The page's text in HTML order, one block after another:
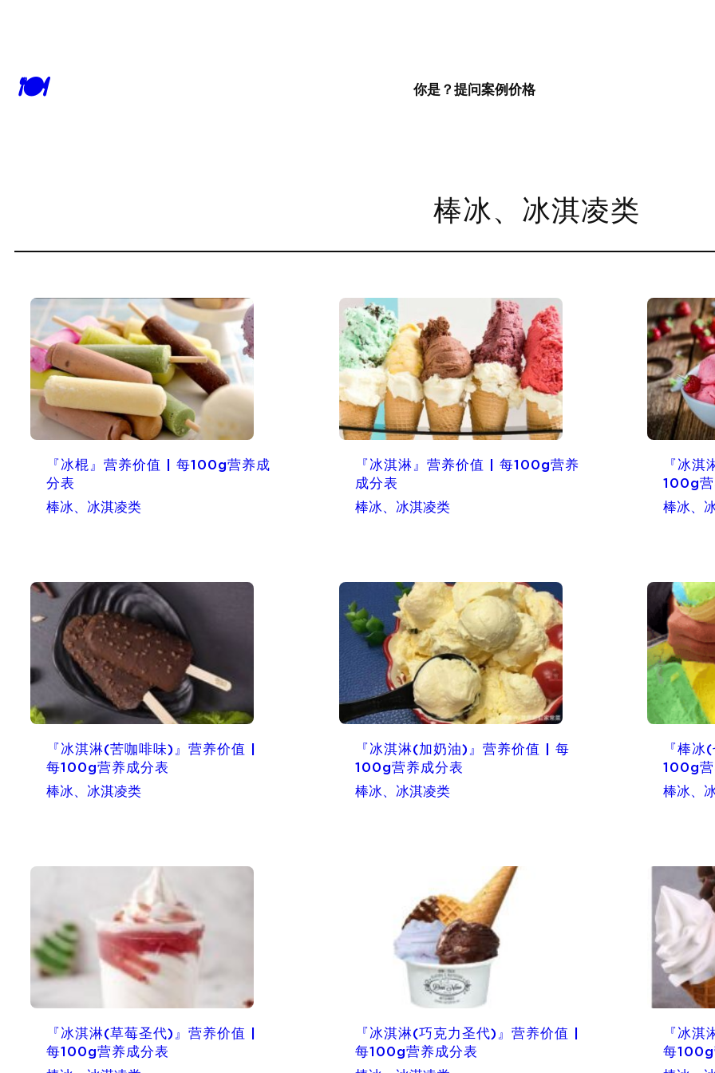
容🍽 你是？ 提问案例价格
棒冰、冰淇凌类
『冰棍』营养价值 | 每100g营养成
分表
棒冰、冰淇凌类
『冰淇淋』营养价值 | 每100g营养
成分表
棒冰、冰淇凌类
『冰
100g营
棒冰、
『冰淇淋(苦咖啡味)』营养价值 |
每100g营养成分表
棒冰、冰淇凌类
『冰淇淋(加奶油)』营养价值 | 每
100g营养成分表
棒冰、冰淇凌类
『棒
100g营
棒冰、
『冰淇淋(草莓圣代)』营养价值 |
每100g营养成分表
『冰淇淋(巧克力圣代)』营养价值 |
每100g营养成分表
『冰
每100g